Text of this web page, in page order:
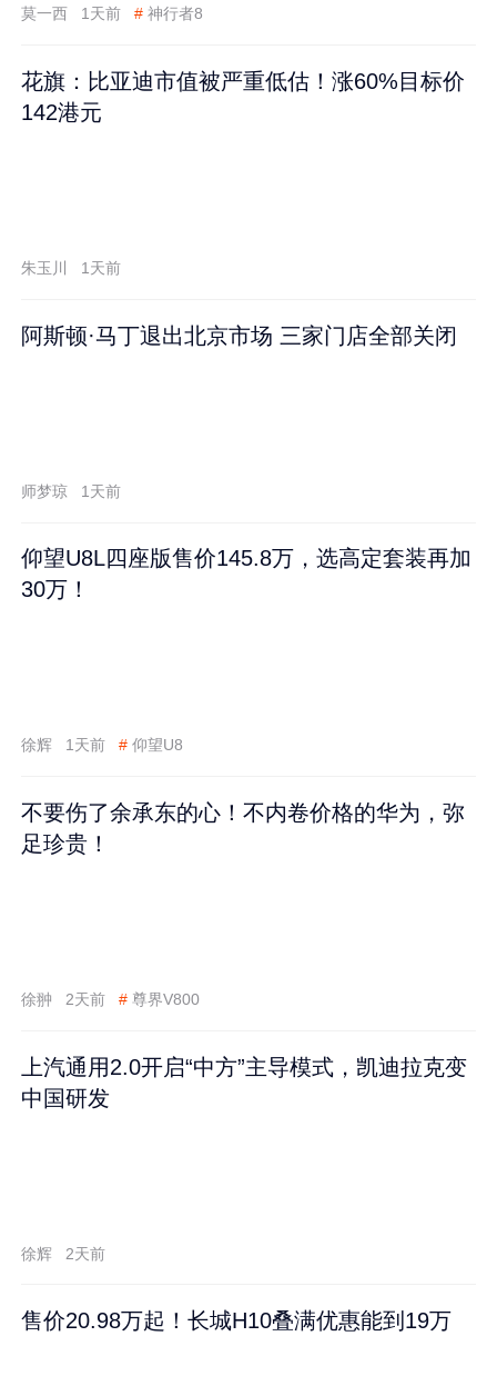
莫一西 1天前 # 神行者8
花旗：比亚迪市值被严重低估！涨60%目标价
142港元
朱玉川 1天前
阿斯顿·马丁退出北京市场 三家门店全部关闭
师梦琼 1天前
仰望U8L四座版售价145.8万，选高定套装再加
30万！
徐辉 1天前 # 仰望U8
不要伤了余承东的心！不内卷价格的华为，弥
足珍贵！
徐翀 2天前 # 尊界V800
上汽通用2.0开启“中方”主导模式，凯迪拉克变
中国研发
徐辉 2天前
售价20.98万起！长城H10叠满优惠能到19万